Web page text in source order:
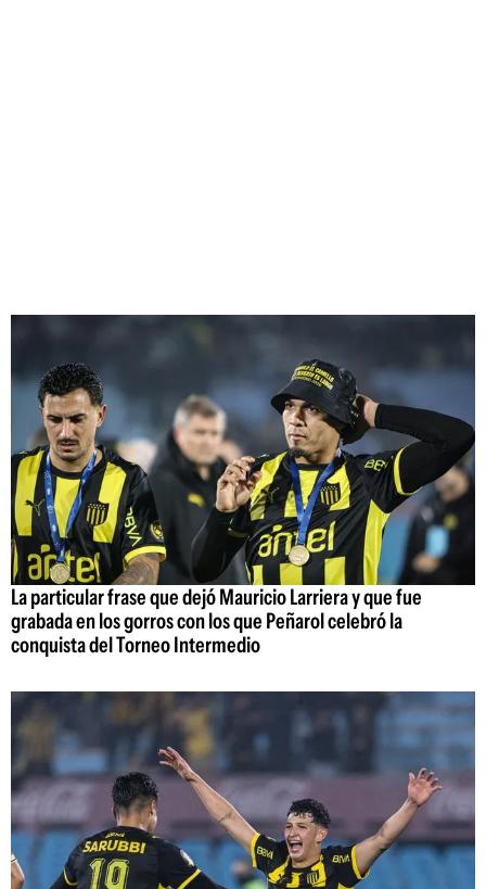
La particular frase que dejó Mauricio Larriera y que fue
grabada en los gorros con los que Peñarol celebró la
conquista del Torneo Intermedio